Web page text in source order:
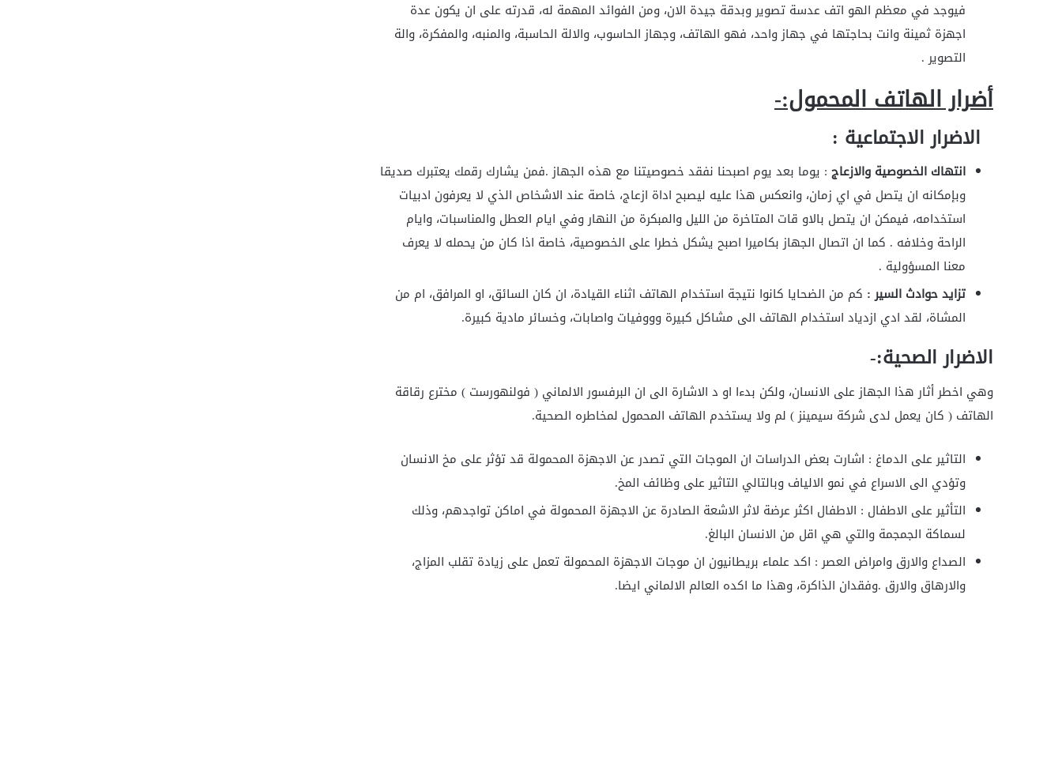
فيوجد في معظم الهو اتف عدسة تصوير وبدقة جيدة الان، ومن الفوائد المهمة له، قدرته على ان يكون عدة
اجهزة ثمينة وانت بحاجتها في جهاز واحد، فهو الهاتف، وجهاز الحاسوب، والالة الحاسبة، والمنبه، والمفكرة، والة
التصوير .
أضرار الهاتف المحمول:-
الاضرار الاجتماعية :
انتهاك الخصوصية والازعاج : يوما بعد يوم اصبحنا نفقد خصوصيتنا مع هذه الجهاز .فمن يشارك رقمك يعتبرك صديقا
وبإمكانه ان يتصل في اي زمان، وانعكس هذا عليه ليصبح اداة ازعاج، خاصة عند الاشخاص الذي لا يعرفون ادبيات
استخدامه، فيمكن ان يتصل بالاو قات المتاخرة من الليل والمبكرة من النهار وفي ايام العطل والمناسبات، وايام
الراحة وخلافه . كما ان اتصال الجهاز بكاميرا اصبح يشكل خطرا على الخصوصية، خاصة اذا كان من يحمله لا يعرف
معنا المسؤولية .
تزايد حوادث السير : كم من الضحايا كانوا نتيجة استخدام الهاتف اثناء القيادة، ان كان السائق، او المرافق، ام من
المشاة، لقد ادي ازدياد استخدام الهاتف الى مشاكل كبيرة وووفيات واصابات، وخسائر مادية كبيرة.
الاضرار الصحية:-
وهي اخطر أثار هذا الجهاز على الانسان، ولكن بدءا او د الاشارة الى ان البرفسور الالماني ( فولنهورست ) مخترع رقاقة
الهاتف ( كان يعمل لدى شركة سيمينز ) لم ولا يستخدم الهاتف المحمول لمخاطره الصحية.
التاثير على الدماغ : اشارت بعض الدراسات ان الموجات التي تصدر عن الاجهزة المحمولة قد تؤثر على مخ الانسان
وتؤدي الى الاسراع في نمو الالياف وبالتالي التاثير على وظائف المخ.
التأثير على الاطفال : الاطفال اكثر عرضة لاثر الاشعة الصادرة عن الاجهزة المحمولة في اماكن تواجدهم، وذلك
لسماكة الجمجمة والتي هي اقل من الانسان البالغ.
الصداع والارق وامراض العصر : اكد علماء بريطانيون ان موجات الاجهزة المحمولة تعمل على زيادة تقلب المزاج،
والارهاق والارق .وفقدان الذاكرة، وهذا ما اكده العالم الالماني ايضا.